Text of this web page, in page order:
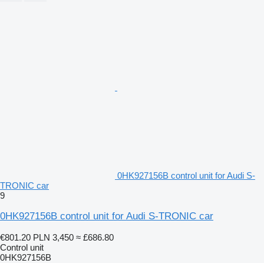
0HK927156B control unit for Audi S-
TRONIC car
9
0HK927156B control unit for Audi S-TRONIC car
€801.20 PLN 3,450 ≈ £686.80
Control unit
0HK927156B